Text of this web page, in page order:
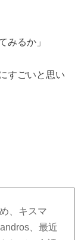
みるか」
すごいと思い
、キスマ
、最近